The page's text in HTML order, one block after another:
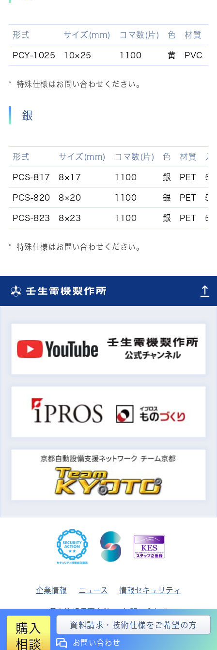
購入
相談
資料請求・技術仕様をご希望の方
お問い合わせ
形式 サイズ(mm) コマ数(片) 色 材質
PCY-1025 10×25 1100 黄 PVC
特殊仕様はお問い合わせください。
銀
形式 サイズ(mm) コマ数(片) 色 材質 入
PCS-817 8×17 1100 銀 PET 5
PCS-820 8×20 1100 銀 PET 5
PCS-823 8×23 1100 銀 PET 5
特殊仕様はお問い合わせください。
企業情報 ニュース 情報セキュリティ
© 2026 MIBU DENKI INDUSTRIAL CO., LTD.